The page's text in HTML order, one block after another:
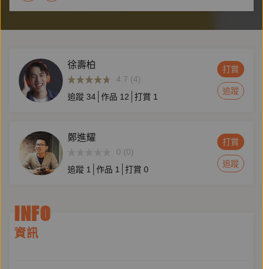
徐壽柏
4.7 (4)
追蹤 34 作品 12 打賞 1
打賞
追蹤
鄭進耀
0 (0)
追蹤 1 作品 1 打賞 0
打賞
追蹤
INFO
資訊